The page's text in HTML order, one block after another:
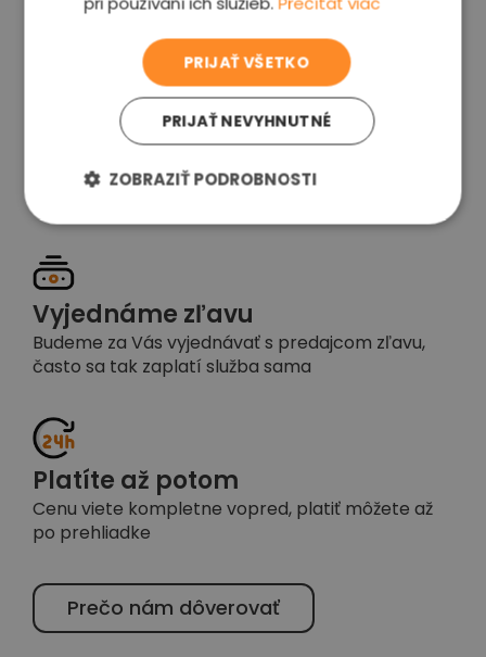
voľba
Garancia spokojnosti
Pokiaľ nebudete s našou prácou spokojní,
Vyjednáme zľavu
Budeme za Vás vyjednávať s predajcom zľavu,
často sa tak zaplatí služba sama
Platíte až potom
Cenu viete kompletne vopred, platiť môžete až
po prehliadke
Prečo nám dôverovať
PRIJAŤ VŠETKO
PRIJAŤ NEVYHNUTNÉ
ZOBRAZIŤ PODROBNOSTI